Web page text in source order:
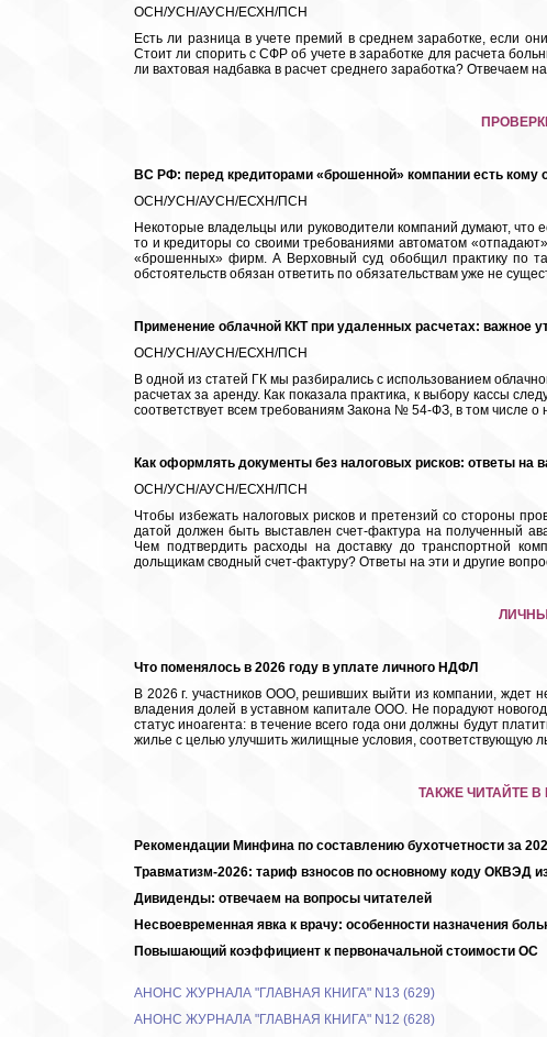
ОСН/УСН/АУСН/ЕСХН/ПСН
Есть ли разница в учете премий в среднем заработке, если
Стоит ли спорить с СФР об учете в заработке для расчета
ли вахтовая надбавка в расчет среднего заработка? Отвечаем
ВС РФ: перед кредиторами «брошенной» компании есть кому
ОСН/УСН/АУСН/ЕСХН/ПСН
Некоторые владельцы или руководители компаний думают,
то и кредиторы со своими требованиями автоматом
«брошенных» фирм. А Верховный суд обобщил практику по
обстоятельств обязан ответить по обязательствам уже не
Применение облачной ККТ при удаленных расчетах: важное
ОСН/УСН/АУСН/ЕСХН/ПСН
В одной из статей ГК мы разбирались с использованием
расчетах за аренду. Как показала практика, к выбору кассы
соответствует всем требованиям Закона № 54-ФЗ, в том числе о
Как оформлять документы без налоговых рисков: ответы на
ОСН/УСН/АУСН/ЕСХН/ПСН
Чтобы избежать налоговых рисков и претензий со стороны
датой должен быть выставлен счет-фактура на полученный
Чем подтвердить расходы на доставку до транспортной
дольщикам сводный счет-фактуру? Ответы на эти и другие
Что поменялось в 2026 году в уплате личного НДФЛ
В 2026 г. участников ООО, решивших выйти из компании, ждет
владения долей в уставном капитале ООО. Не порадуют
статус иноагента: в течение всего года они должны будут
жилье с целью улучшить жилищные условия, соответствующую
ТАКЖЕ ЧИТАЙТЕ
Рекомендации Минфина по составлению бухотчетности за
Травматизм-2026: тариф взносов по основному коду ОКВЭД
Дивиденды: отвечаем на вопросы читателей
Несвоевременная явка к врачу: особенности назначения
Повышающий коэффициент к первоначальной стоимости ОС
АНОНС ЖУРНАЛА "ГЛАВНАЯ КНИГА" N13 (629)
АНОНС ЖУРНАЛА "ГЛАВНАЯ КНИГА" N12 (628)